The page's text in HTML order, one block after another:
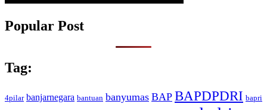
Popular Post
Tag:
4pilar banjarnegara bantuan banyumas BAP BAPDPDRI bapri